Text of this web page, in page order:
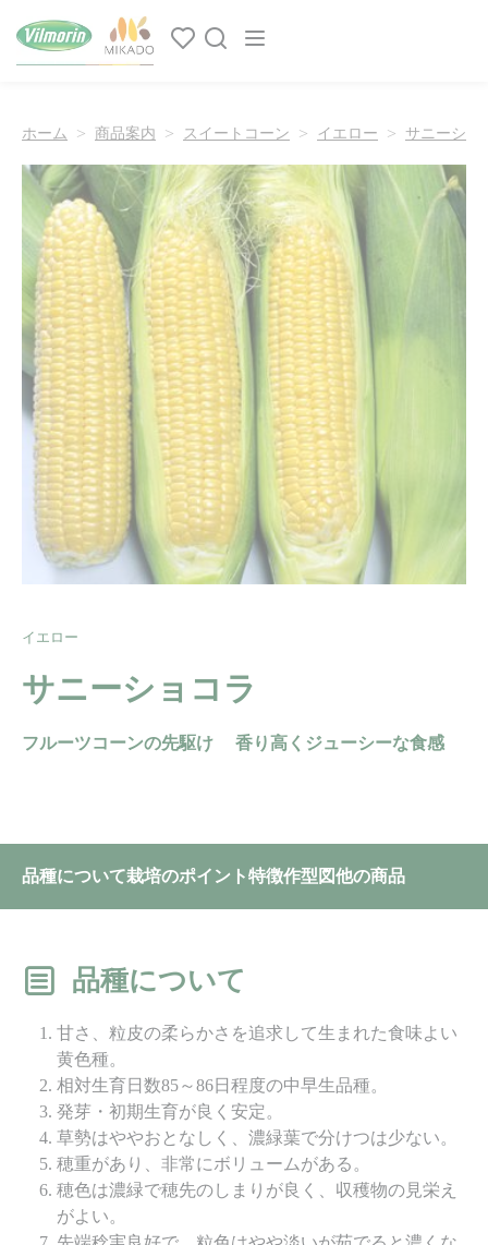
Main navigation
ホーム 商品案内 スイートコーン イエロー サニーショ
イエロー
サニーショコラ
フルーツコーンの先駆け 香り高くジューシーな食感
品種について栽培のポイント特徴作型図他の商品
品種について
甘さ、粒皮の柔らかさを追求して生まれた食味よい
黄色種。
相対生育日数85～86日程度の中早生品種。
発芽・初期生育が良く安定。
草勢はややおとなしく、濃緑葉で分けつは少ない。
穂重があり、非常にボリュームがある。
穂色は濃緑で穂先のしまりが良く、収穫物の見栄え
がよい。
クッキー利用の管理について